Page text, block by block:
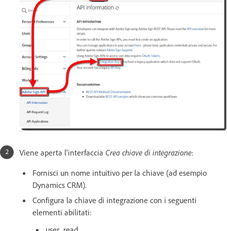
Viene aperta l'interfaccia Crea chiave di integrazione:
Fornisci un nome intuitivo per la chiave (ad esempio
Dynamics CRM).
Configura la chiave di integrazione con i seguenti
elementi abilitati: